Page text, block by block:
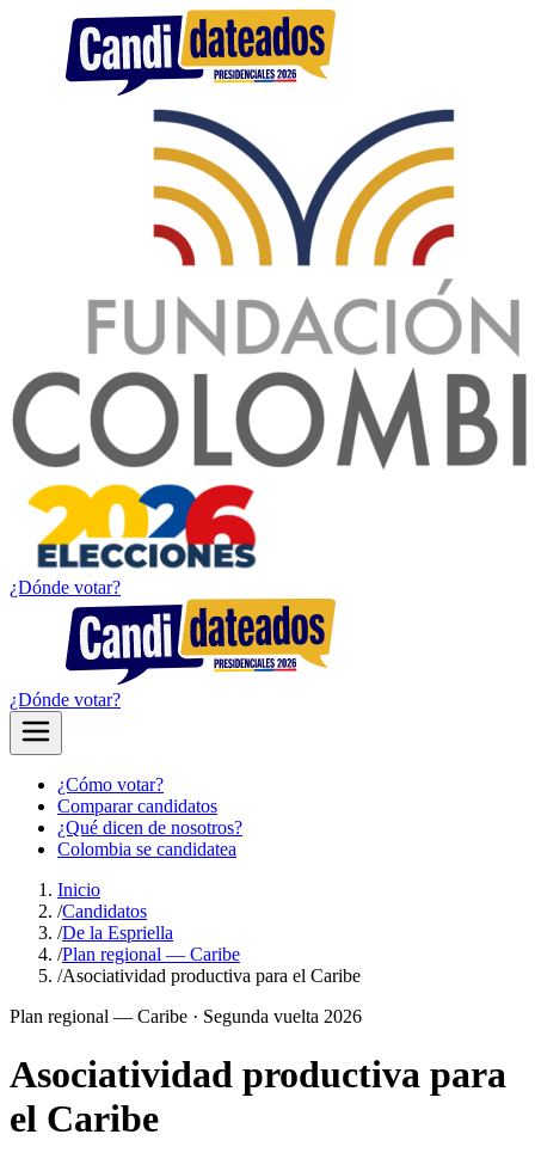
¿Dónde votar?
¿Dónde votar?
¿Cómo votar?
Comparar candidatos
¿Qué dicen de nosotros?
Colombia se candidatea
Inicio
/Candidatos
/De la Espriella
/Plan regional — Caribe
/Asociatividad productiva para el Caribe
Plan regional — Caribe · Segunda vuelta 2026
Asociatividad productiva para
el Caribe